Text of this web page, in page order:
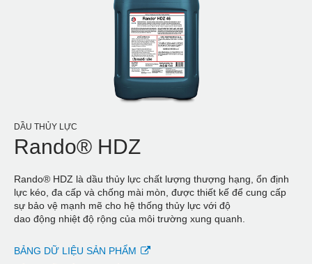
DẦU THỦY LỰC
Rando® HDZ
Rando® HDZ là dầu thủy lực chất lượng thượng hạng, ổn định
lực kéo, đa cấp và chống mài mòn, được thiết kế để cung cấp
sự bảo vệ mạnh mẽ cho hệ thống thủy lực với độ
dao động nhiệt độ rộng của môi trường xung quanh.
BẢNG DỮ LIỆU SẢN PHẨM